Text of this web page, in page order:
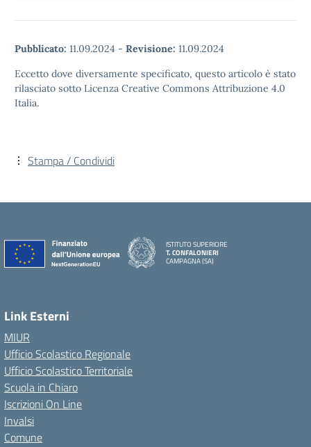
Pubblicato: 11.09.2024 - Revisione: 11.09.2024
Eccetto dove diversamente specificato, questo articolo è stato
rilasciato sotto Licenza Creative Commons Attribuzione 4.0
Italia.
Stampa / Condividi
ISTITUTO SUPERIORE
T. CONFALONIERI
CAMPAGNA (SA)
Link Esterni
MIUR
Ufficio Scolastico Regionale
Ufficio Scolastico Territoriale
Scuola in Chiaro
Iscrizioni On Line
Invalsi
Comune